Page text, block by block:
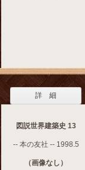
詳 細
図説世界建築史 13
-- 本の友社 -- 1998.5
（画像なし）